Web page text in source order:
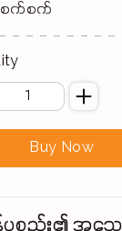
က်စက်
Buy Now
စ္စည်း၏ အသ